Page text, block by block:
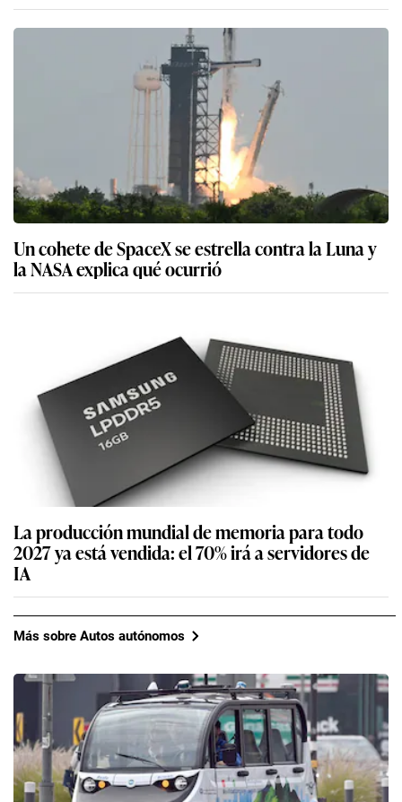
Un cohete de SpaceX se estrella contra la Luna y
la NASA explica qué ocurrió
La producción mundial de memoria para todo
2027 ya está vendida: el 70% irá a servidores de
IA
Más sobre Autos autónomos